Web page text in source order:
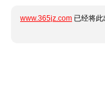
www.365jz.com 已经将